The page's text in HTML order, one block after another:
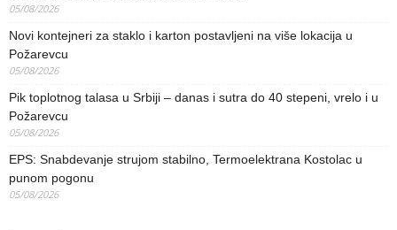
05/08/2026
Novi kontejneri za staklo i karton postavljeni na više lokacija u
Požarevcu
05/08/2026
Pik toplotnog talasa u Srbiji – danas i sutra do 40 stepeni, vrelo i u
Požarevcu
05/08/2026
EPS: Snabdevanje strujom stabilno, Termoelektrana Kostolac u
punom pogonu
05/08/2026